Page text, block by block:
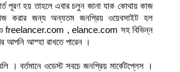
পূরণ হয় তাহলে এবার চলুন জানা যাক কোথায় কাজ
করার জন্য অন্যতম জনপ্রিয় ওয়েবসাইট হল
freelancer.com , elance.com সহ বিভিন্ন
আপনি আস্হা রাখতে পারেন ।
। বর্তমানে ওডেস্ট সবচে জনপ্রিয় মার্কেটপ্লেস ।